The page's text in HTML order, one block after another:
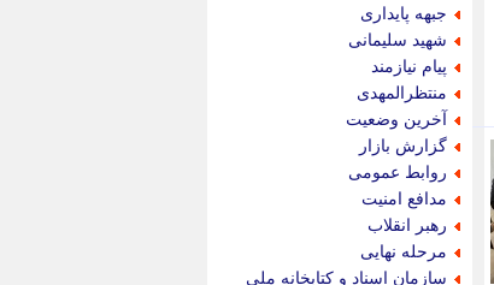
جبهه پایداری
شهید سلیمانی
پیام نیازمند
منتظرالمهدی
آخرین وضعیت
گزارش بازار
روابط عمومی
مدافع امنیت
رهبر انقلاب
مرحله نهایی
سازمان اسناد و کتابخانه ملی